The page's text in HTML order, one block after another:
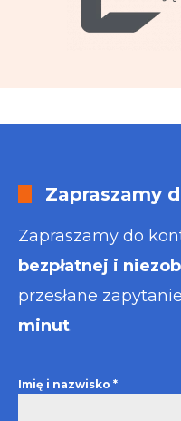
Zapraszamy
Zapraszamy do
bezpłatnej i
przesłane zapytanie
minut.
Imię i nazwisko *